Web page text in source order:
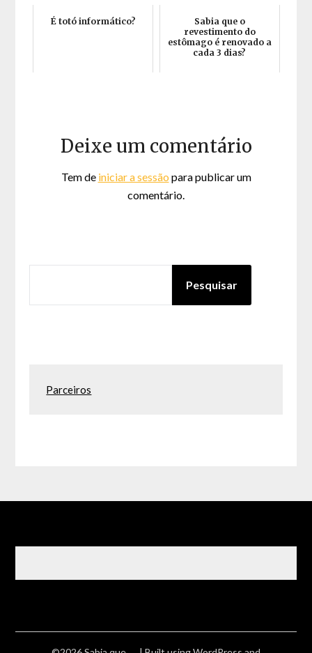
É totó informático?
Sabia que o
revestimento do
estômago é renovado a
cada 3 dias?
Deixe um comentário
Tem de iniciar a sessão para publicar um
comentário.
Pesquisar
Parceiros